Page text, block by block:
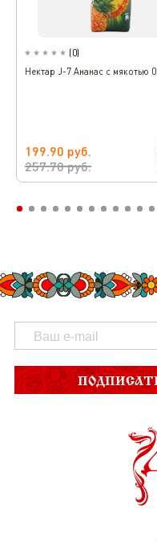
(0)
Нектар J-7 Ананас с мякотью
199.90 руб.
257.70руб.